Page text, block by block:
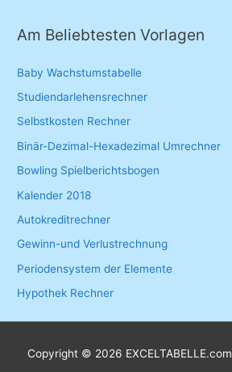
Am Beliebtesten Vorlagen
Baby Wachstumstabelle
Studiendarlehensrechner
Selbstkosten Rechner
Binär-Dezimal-Hexadezimal Umrechner
Bowling Spielberichtsbogen
Kalender 2018
Autokreditrechner
Gewinn-und Verlustrechnung
Periodensystem der Elemente
Hypothek Rechner
Copyright © 2026 EXCELTABELLE.com